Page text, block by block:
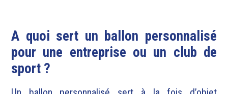
A quoi sert un ballon personnalisé
pour une entreprise ou un club de
sport ?